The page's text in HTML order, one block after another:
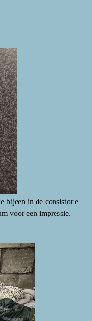
bijeen in de consistorie
voor een impressie.